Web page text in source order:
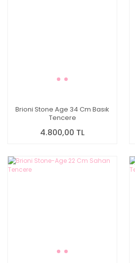
Brioni Stone Age 34 Cm Basık
Tencere
4.800,00 TL